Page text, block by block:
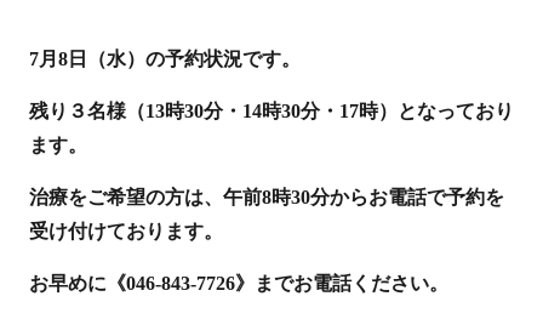
7月8日（水）の予約状況です。
残り３名様（13時30分・14時30分・17時）となっており
ます。
治療をご希望の方は、午前8時30分からお電話で予約を
受け付けております。
お早めに《046-843-7726》までお電話ください。